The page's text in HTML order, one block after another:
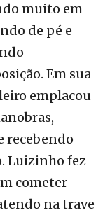
muito em
de pé e
Em sua
emplacou
recebendo
Luizinho fez
cometer
na trave